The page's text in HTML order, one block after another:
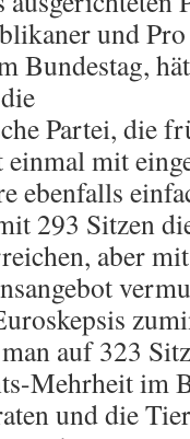
und
Bundestag,
Partei, die
mit
ebenfalls
293 Sitzen
aber
auf 323
Mehrheit im
und die